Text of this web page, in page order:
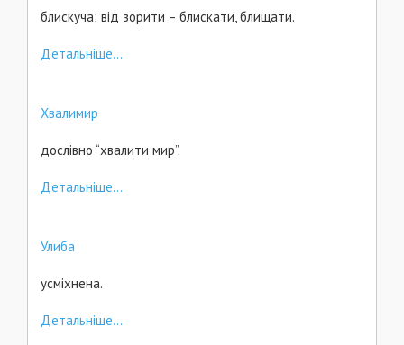
блискуча; від зорити – блискати, блищати.
Детальніше...
Хвалимир
дослівно “хвалити мир”.
Детальніше...
Улиба
усміхнена.
Детальніше...